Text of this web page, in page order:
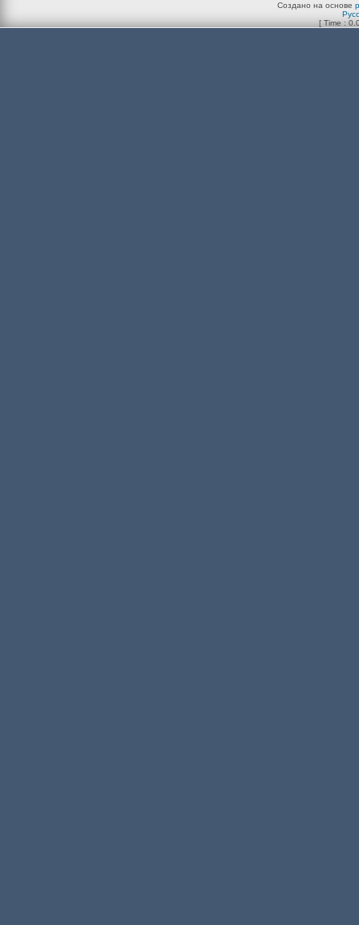
Создано на основе
[ Time :